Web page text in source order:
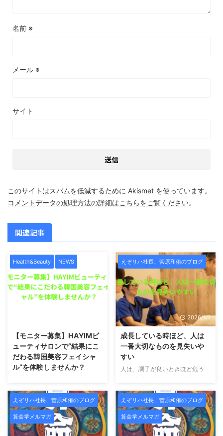
名前 ※
メール ※
サイト
このサイトはスパムを低減するために Akismet を使っています。
コメントデータの処理方法の詳細はこちらをご覧ください。
関連記事
Health&Beauty NEWS
【モニター募集】HAYIMビ
ューティサロンで“結果にこ
だわる韓国美容フェイシャ
ル”を体験しませんか？
ャルを受けたい方へ。この度、
HAYIMビューティサロンでは、
新メニュー導入および施術データ
収集のため、期間限定のモニター
様を募集いたします。 HAYIMは
えぞリハ社長、菅原和侑のブログ
2026/1/7
成長している時ほど、人は
一番大切なものを見失いや
すい
人は、調子が良いときほど危う
れている。影響力が出てきた。周
囲から「すごいですね」と言われ
るようになる。 こういう時、人
は無意識のうちに「自分は正し
い」「自分はうまくやっている」
えぞリハ社長、菅原和侑のブログ
算命学メルマガ
えぞリハ社長、菅原和侑のブログ
算命学メルマガ